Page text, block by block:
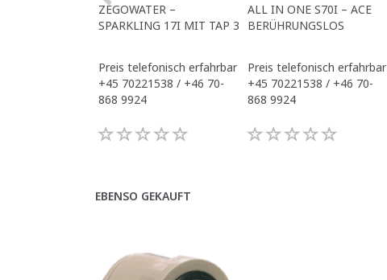
ZEGOWATER –
SPARKLING 17I MIT TAP 3
Preis telefonisch erfahrbar
+45 70221538 / +46 70-
868 9924
ALL IN ONE S70I – ACE
BERÜHRUNGSLOS
Preis telefonisch erfahrbar
+45 70221538 / +46 70-
868 9924
EBENSO GEKAUFT